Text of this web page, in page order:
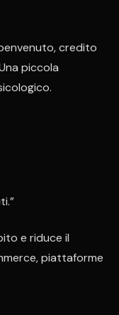
credito
piccola
e riduce il
piattaforme